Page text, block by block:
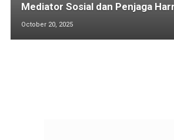
Mediator Sosial dan Penjaga
October 20, 2025